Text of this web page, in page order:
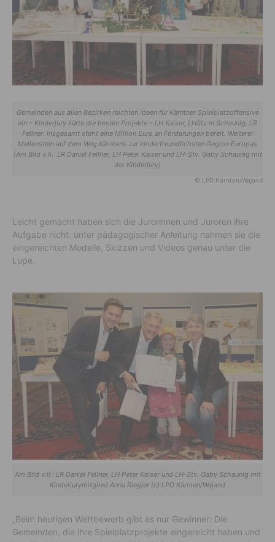
Gemeinden aus allen Bezirken reichten Ideen für Kärntner Spielplatzoffensive
ein – Kinderjury kürte die besten Projekte – LH Kaiser, LHStv.in Schaunig, LR
Fellner: Insgesamt steht eine Million Euro an Förderungen bereit. Weiterer
Meilenstein auf dem Weg Kärntens zur kinderfreundlichsten Region Europas
(Am Bild v.li.: LR Daniel Fellner, LH Peter Kaiser und LH-Stv. Gaby Schaunig mit
der Kinderjury)
© LPD Kärnten/Wajand
Leicht gemacht haben sich die Jurorinnen und Juroren ihre
Aufgabe nicht: unter pädagogischer Anleitung nahmen sie die
eingereichten Modelle, Skizzen und Videos genau unter die
Lupe.
Am Bild v.li.: LR Daniel Fellner, LH Peter Kaiser und LH-Stv. Gaby Schaunig mit
Kinderjurymitglied Anna Riegler (c) LPD Kärnten/Wajand
„Beim heutigen Wettbewerb gibt es nur Gewinner: Die
Gemeinden, die ihre Spielplatzprojekte eingereicht haben und